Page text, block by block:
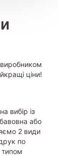
ціни!
вибір із
або
2 види
по
типом